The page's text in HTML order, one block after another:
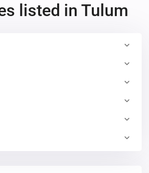
listed in Tulum